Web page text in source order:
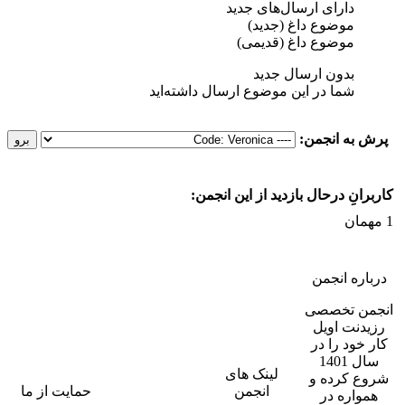
دارای ارسال‌های جدید‌
موضوع داغ (جدید‌)
موضوع داغ (قدیمی)
بدون ارسال جدید‌
شما در این موضوع ارسال داشته‌اید
انجمن:
درحال بازدید از این انجمن:
انجمن
تخصصی
اویل
را در
سال 1401
کرده و
در
لینک های
انجمن
حمایت از ما